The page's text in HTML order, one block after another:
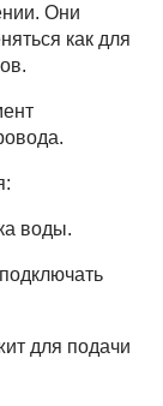
Они
как для
воды.
для подачи